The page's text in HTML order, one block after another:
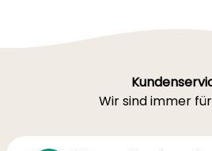
Wir sind immer